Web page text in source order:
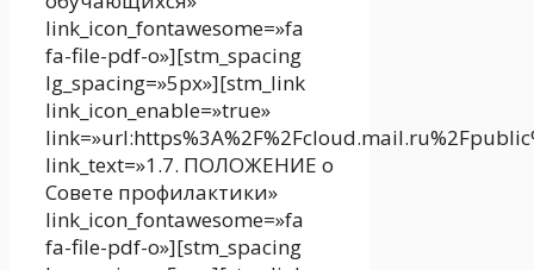
link_icon_fontawesome=»fa
fa-file-pdf-o»][stm_spacing
lg_spacing=»5px»][stm_link
link_icon_enable=»true»
link_text=»1.7. ПОЛОЖЕНИЕ о
Совете профилактики»
link_icon_fontawesome=»fa
fa-file-pdf-o»][stm_spacing